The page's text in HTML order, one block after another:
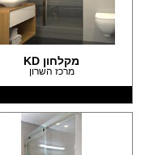
מקלחון KD
מרכז השרון